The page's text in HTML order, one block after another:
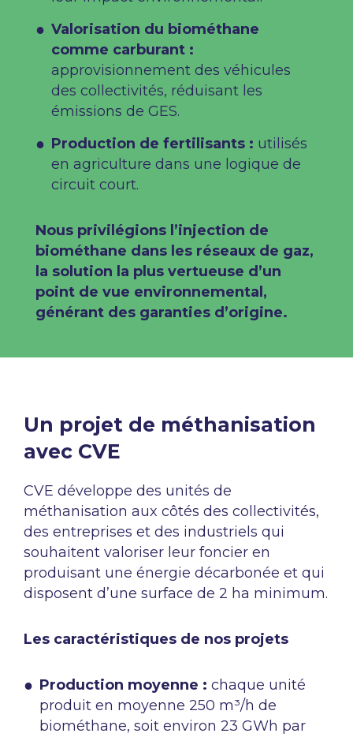
Valorisation du biométhane
comme carburant :
approvisionnement des véhicules
des collectivités, réduisant les
émissions de GES.
Production de fertilisants : utilisés
en agriculture dans une logique de
circuit court.
Nous privilégions l’injection de
biométhane dans les réseaux de gaz,
la solution la plus vertueuse d’un
point de vue environnemental,
générant des garanties d’origine.
Un projet de méthanisation
avec CVE
CVE développe des unités de
méthanisation aux côtés des collectivités,
des entreprises et des industriels qui
souhaitent valoriser leur foncier en
produisant une énergie décarbonée et qui
disposent d’une surface de 2 ha minimum.
Les caractéristiques de nos projets
Production moyenne : chaque unité
produit en moyenne 250 m³/h de
biométhane, soit environ 23 GWh par